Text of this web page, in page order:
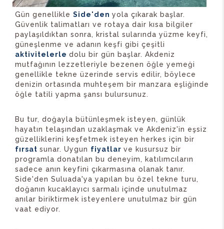
Gün genellikle Side'den yola çıkarak başlar.
Güvenlik talimatları ve rotaya dair kısa bilgiler
paylaşıldıktan sonra, kristal sularında yüzme keyfi,
güneşlenme ve adanın keşfi gibi çeşitli
aktivitelerle dolu bir gün başlar. Akdeniz
mutfağının lezzetleriyle bezenen öğle yemeği
genellikle tekne üzerinde servis edilir, böylece
denizin ortasında muhteşem bir manzara eşliğinde
öğle tatili yapma şansı bulursunuz.
Bu tur, doğayla bütünleşmek isteyen, günlük
hayatın telaşından uzaklaşmak ve Akdeniz'in eşsiz
güzelliklerini keşfetmek isteyen herkes için bir
fırsat sunar. Uygun fiyatlar ve kusursuz bir
programla donatılan bu deneyim, katılımcıların
sadece anın keyfini çıkarmasına olanak tanır.
Side'den Suluada'ya yapılan bu özel tekne turu,
doğanın kucaklayıcı sarmalı içinde unutulmaz
anılar biriktirmek isteyenlere unutulmaz bir gün
vaat ediyor.